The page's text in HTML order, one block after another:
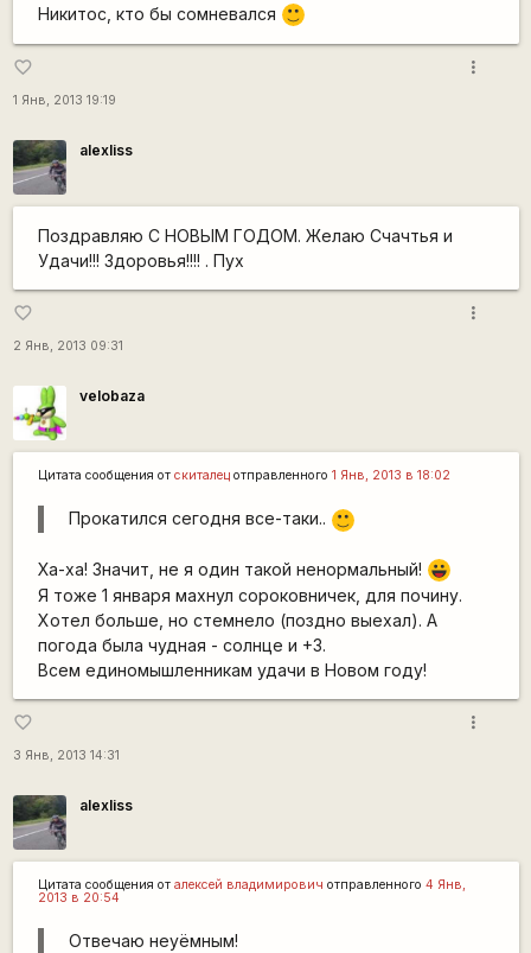
Никитос, кто бы сомневался
:)
favorite_border
1 Янв, 2013 19:19
more_vert
alexliss
Поздравляю С НОВЫМ ГОДОМ. Желаю Счачтья и
Удачи!!! Здоровья!!!! . Пух
favorite_border
2 Янв, 2013 09:31
more_vert
velobaza
Цитата сообщения от скиталецотправленного 1 Янв, 2013 в 18:02
Прокатился сегодня все-таки.. :)
Ха-ха! Значит, не я один такой ненормальный! |-))
Я тоже 1 января махнул сороковничек, для почину.
Хотел больше, но стемнело (поздно выехал). А
погода была чудная - солнце и +3.
Всем единомышленникам удачи в Новом году!
favorite_border
3 Янв, 2013 14:31
more_vert
alexliss
Цитата сообщения от алексей владимирович отправленного 4 Янв,
2013 в 20:54
Отвечаю неуёмным!